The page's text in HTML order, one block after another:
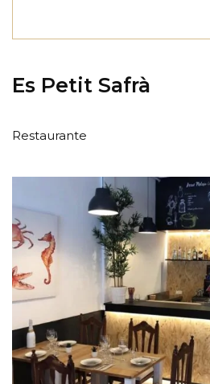
Es Petit Safrà
Restaurante